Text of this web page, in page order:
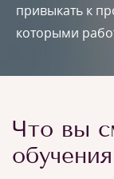
привыкать к
которыми
Что вы
обучения